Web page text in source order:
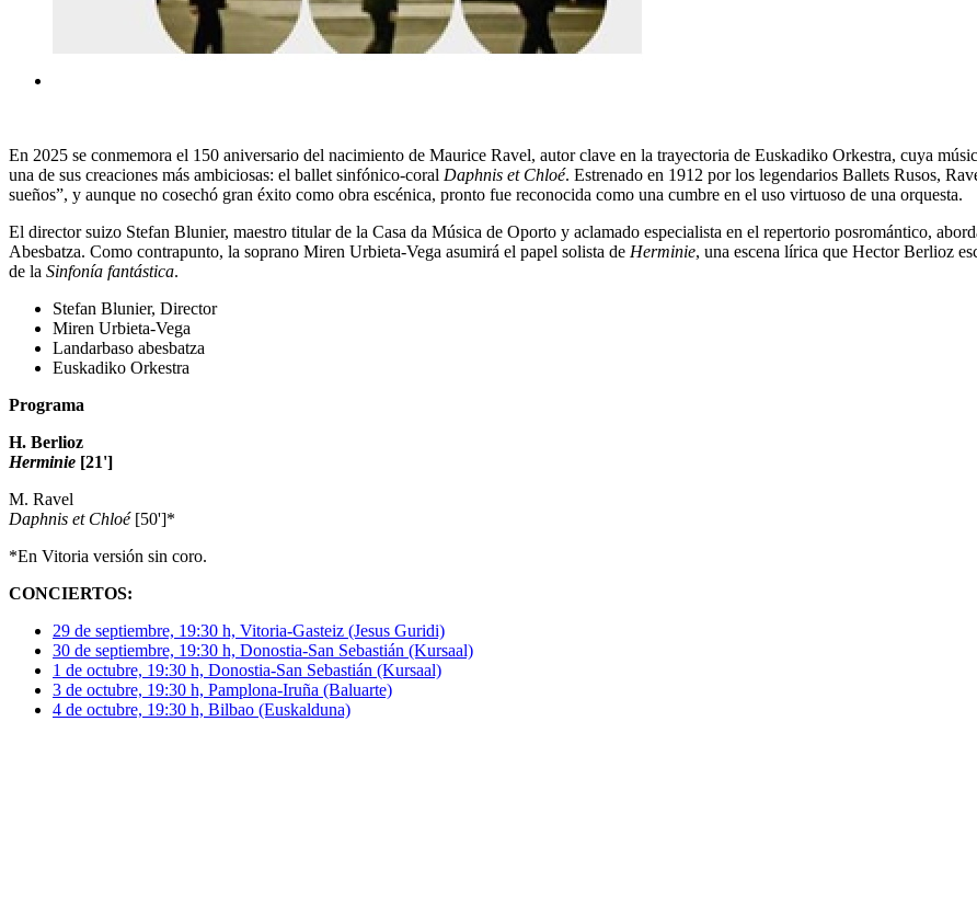
En 2025 se conmemora el 150 aniversario del nacimiento de Maurice Ravel, autor clave en la trayectoria de Euskadiko Orkestra, cuya
una de sus creaciones más ambiciosas: el ballet sinfónico-coral Daphnis et Chloé. Estrenado en 1912 por los legendarios Ballets Rusos,
sueños”, y aunque no cosechó gran éxito como obra escénica, pronto fue reconocida como una cumbre en el uso virtuoso de una orquesta.
El director suizo Stefan Blunier, maestro titular de la Casa da Música de Oporto y aclamado especialista en el repertorio posromántico,
Abesbatza. Como contrapunto, la soprano Miren Urbieta-Vega asumirá el papel solista de Herminie, una escena lírica que Hector Berlioz
de la Sinfonía fantástica.
Stefan Blunier, Director
Miren Urbieta-Vega
Landarbaso abesbatza
Euskadiko Orkestra
Programa
H. Berlioz
Herminie [21']
M. Ravel
Daphnis et Chloé[50']*
*En Vitoria versión sin coro.
CONCIERTOS:
29 de septiembre, 19:30 h, Vitoria-Gasteiz (Jesus Guridi)
30 de septiembre, 19:30 h, Donostia-San Sebastián (Kursaal)
1 de octubre, 19:30 h, Donostia-San Sebastián (Kursaal)
3 de octubre, 19:30 h, Pamplona-Iruña (Baluarte)
4 de octubre, 19:30 h, Bilbao (Euskalduna)